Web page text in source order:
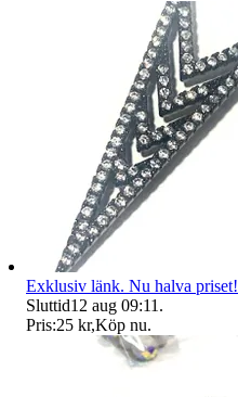
Exklusiv länk. Nu halva priset!
Sluttid12 aug 09:11 .
Pris:25 kr,Köp nu.